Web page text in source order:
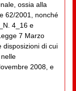
ossia alla
62/2001, nonché
4_16 e
7 Marzo
disposizioni di cui
2008, e